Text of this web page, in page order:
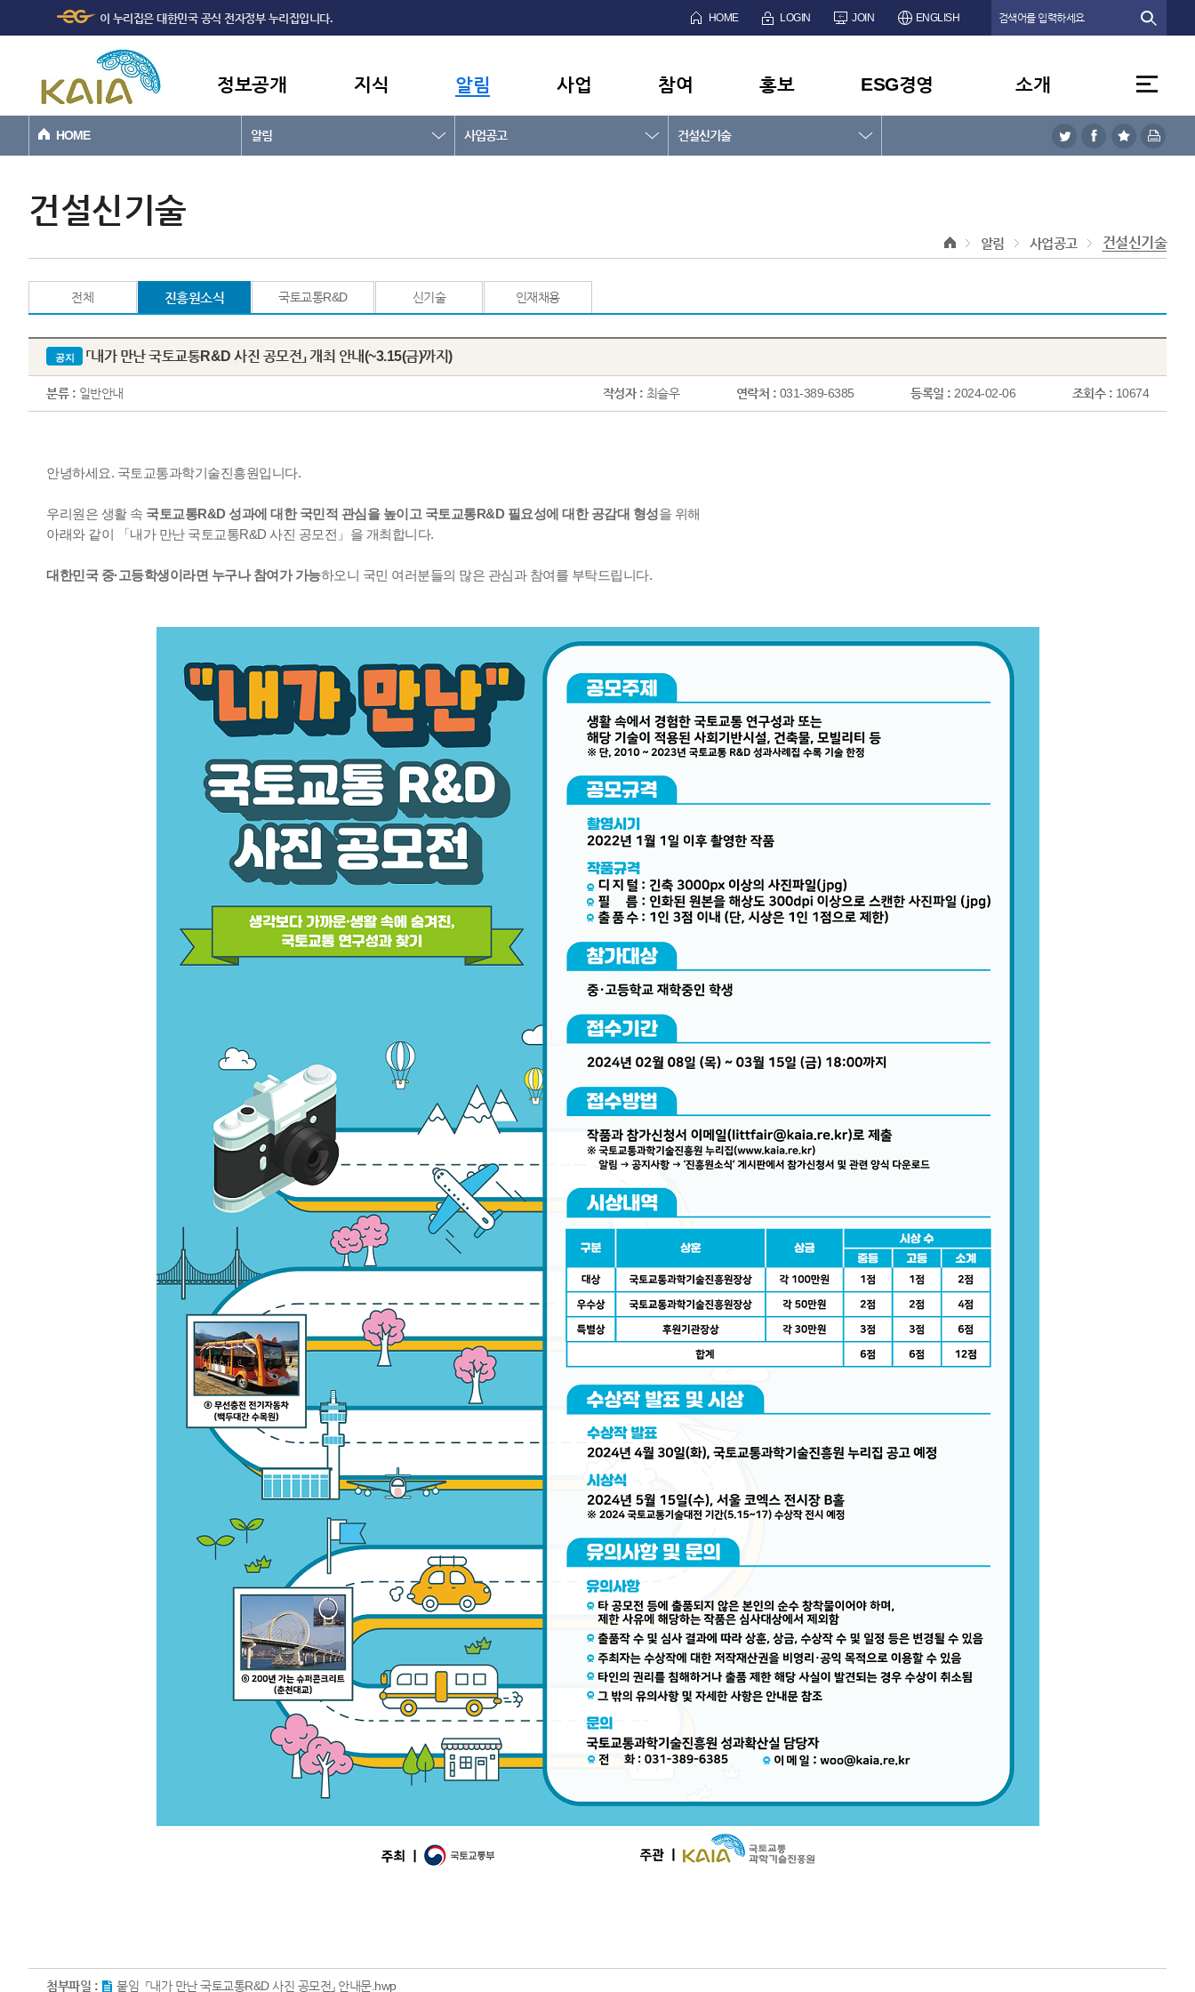
본문바로가기
이 누리집은 대한민국 공식 전자정부 누리집입니다. HOME LOGIN JOIN ENGLISH
정보공개 지식 알림 사업 참여 홍보 ESG경영 소개
HOME 알림 사업공고 건설신기술
건설신기술
알림 사업공고 건설신기술
전체 진흥원소식 국토교통R&D 신기술 인재채용
공지 「내가 만난 국토교통R&D 사진 공모전」 개최 안내(~3.15(금)까지)
분류 : 일반안내 작성자 : 최슬우 연락처 : 031-389-6385 등록일 : 2024-02-06 조회수 : 10674
안녕하세요. 국토교통과학기술진흥원입니다.
우리원은 생활 속 국토교통R&D 성과에 대한 국민적 관심을 높이고 국토교통R&D 필요성에 대한 공감대 형성을 위해
아래와 같이 「내가 만난 국토교통R&D 사진 공모전」을 개최합니다.
대한민국 중·고등학생이라면 누구나 참여가 가능하오니 국민 여러분들의 많은 관심과 참여를 부탁드립니다.
첨부파일 : 붙임_「내가 만난 국토교통R&D 사진 공모전」 안내문.hwp